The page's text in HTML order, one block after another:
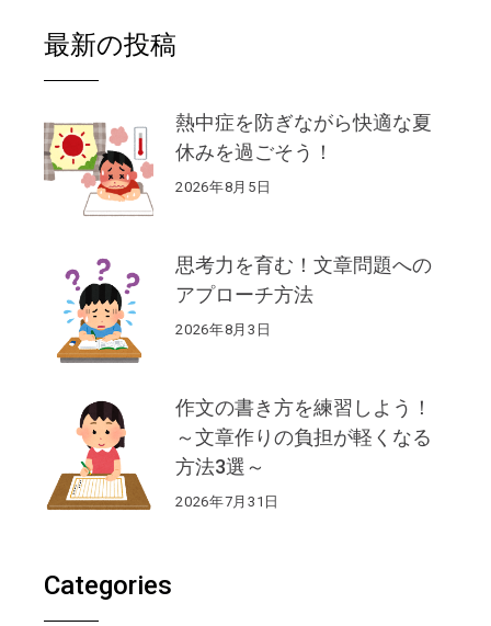
最新の投稿
熱中症を防ぎながら快適な夏
休みを過ごそう！
2026年8月5日
思考力を育む！文章問題への
アプローチ方法
2026年8月3日
作文の書き方を練習しよう！
～文章作りの負担が軽くなる
方法3選～
2026年7月31日
Categories